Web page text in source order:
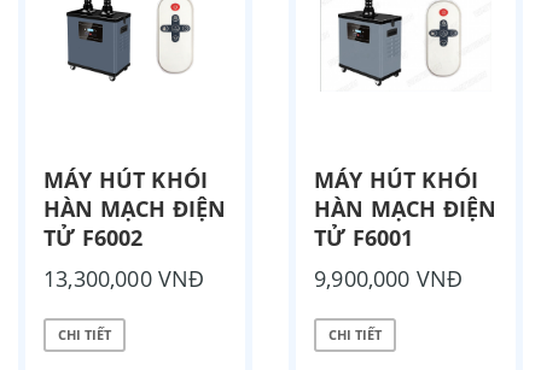
MÁY HÚT KHÓI
HÀN MẠCH ĐIỆN
TỬ F6002
13,300,000 VNĐ
CHI TIẾT
MÁY HÚT KHÓI
HÀN MẠCH ĐIỆN
TỬ F6001
9,900,000 VNĐ
CHI TIẾT